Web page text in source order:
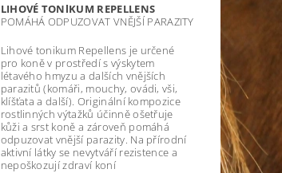
LIHOVÉ TONlKUM REPELLENS
POMÁHÁ ODPUZOVAT VNĚJŠÍ PARAZITY
Lihové tonikum Repellens je určené
pro koně v prostředí s výskytem
létavého hmyzu a dalších vnějších
parazitů (komáři, mouchy, ovádi, vši,
klíšťata a další). Originální kompozice
rostlinných výtažků účinně ošetřuje
kůži a srst koně a zároveň pomáhá
odpuzovat vnější parazity. Na přírodní
aktivní látky se nevytváří rezistence a
nepoškozují zdraví koní